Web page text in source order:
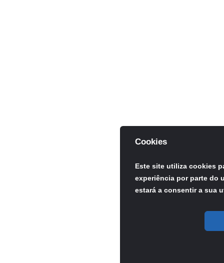
Cookies
Este site utiliza cookies
experiência por parte do
estará a consentir a sua